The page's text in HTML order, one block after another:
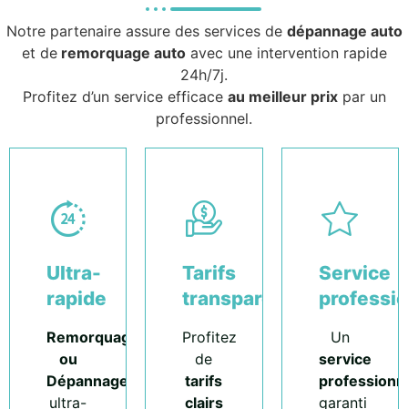
Notre partenaire assure des services de dépannage auto
et deremorquage autoavec une intervention rapide
24h/7j.
Profitez d’un service efficace au meilleur prixpar un
professionnel.
Ultra-
rapide
Remorquage
ou
Dépannage
ultra-
Tarifs
transparents
Profitez
de
tarifs
clairs
Service
Un
service
garanti